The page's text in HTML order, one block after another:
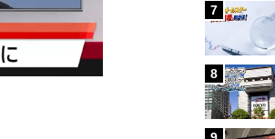
7
8